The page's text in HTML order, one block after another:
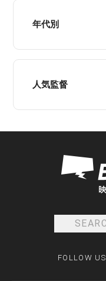
年代別
人気監督
FOLLOW US